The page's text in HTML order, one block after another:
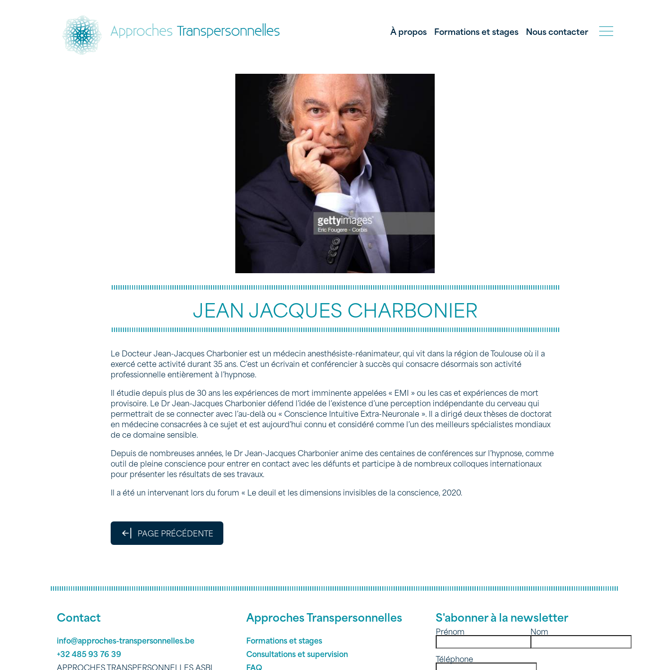
À propos Formations et stages Nous contacter
JEAN JACQUES CHARBONIER
Le Docteur Jean-Jacques Charbonier est un médecin anesthésiste-réanimateur, qui vit dans la région de Toulouse où il a
exercé cette activité durant 35 ans. C’est un écrivain et conférencier à succès qui consacre désormais son activité
professionnelle entièrement à l’hypnose.
Il étudie depuis plus de 30 ans les expériences de mort imminente appelées « EMI » ou les cas et expériences de mort
provisoire. Le Dr Jean-Jacques Charbonier défend l’idée de l’existence d’une perception indépendante du cerveau qui
permettrait de se connecter avec l’au-delà ou « Conscience Intuitive Extra-Neuronale ». Il a dirigé deux thèses de doctorat
en médecine consacrées à ce sujet et est aujourd’hui connu et considéré comme l’un des meilleurs spécialistes mondiaux
de ce domaine sensible.
Depuis de nombreuses années, le Dr Jean-Jacques Charbonier anime des centaines de conférences sur l’hypnose, comme
outil de pleine conscience pour entrer en contact avec les défunts et participe à de nombreux colloques internationaux
pour présenter les résultats de ses travaux.
Il a été un intervenant lors du forum « Le deuil et les dimensions invisibles de la conscience, 2020.
PAGE PRÉCÉDENTE
Contact
info@approches-transpersonnelles.be
+32 485 93 76 39
APPROCHES TRANSPERSONNELLES ASBL
Approches Transpersonnelles
Formations et stages
Consultations et supervision
FAQ
S'abonner à la newsletter
Prénom Nom
Téléphone